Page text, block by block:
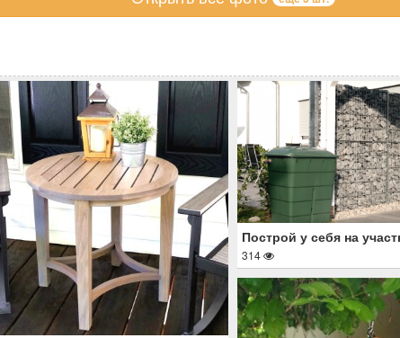
Построй у себя на
314